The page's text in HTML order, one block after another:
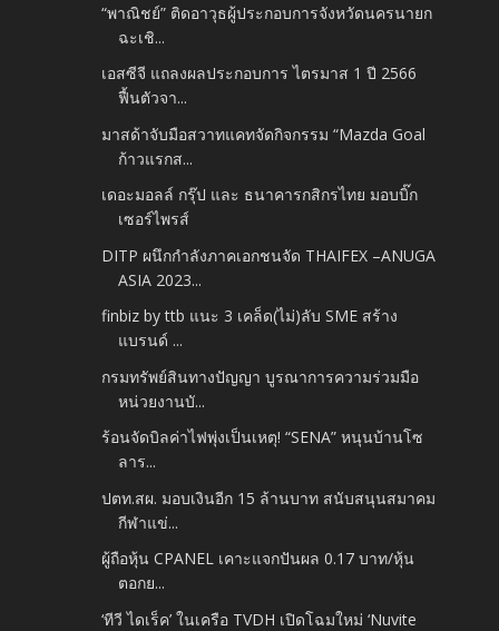
“พาณิชย์” ติดอาวุธผู้ประกอบการจังหวัดนครนายก
ฉะเชิ...
เอสซีจี แถลงผลประกอบการ ไตรมาส 1 ปี 2566
ฟื้นตัวจา...
มาสด้าจับมือสวาทแคทจัดกิจกรรม “Mazda Goal
ก้าวแรกส...
เดอะมอลล์ กรุ๊ป และ ธนาคารกสิกรไทย มอบบิ๊ก
เซอร์ไพรส์
DITP ผนึกกำลังภาคเอกชนจัด THAIFEX –ANUGA
ASIA 2023...
finbiz by ttb แนะ 3 เคล็ด(ไม่)ลับ SME สร้าง
แบรนด์ ...
กรมทรัพย์สินทางปัญญา บูรณาการความร่วมมือ
หน่วยงานบั...
ร้อนจัดบิลค่าไฟพุ่งเป็นเหตุ! “SENA” หนุนบ้านโซ
ลาร...
ปตท.สผ. มอบเงินอีก 15 ล้านบาท สนับสนุนสมาคม
กีฬาแข่...
ผู้ถือหุ้น CPANEL เคาะแจกปันผล 0.17 บาท/หุ้น
ตอกย...
‘ทีวี ไดเร็ค’ ในเครือ TVDH เปิดโฉมใหม่ ‘Nuvite